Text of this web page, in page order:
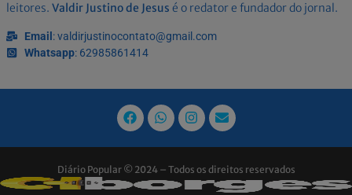
leitores. Valdir Justino de Jesus é o redator e fundador do jornal.
Email : valdirjustinocontato@gmail.com
Whatsapp: 62985861414
Diário Popular © 2024 – Todos os direitos reservados